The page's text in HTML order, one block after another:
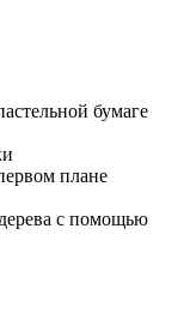
бумаге
плане
с помощью